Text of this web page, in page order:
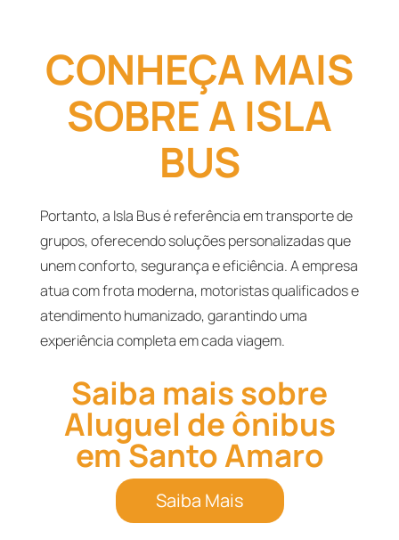
CONHEÇA MAIS
SOBRE A ISLA
BUS
Portanto, a Isla Bus é referência em transporte de
grupos, oferecendo soluções personalizadas que
unem conforto, segurança e eficiência. A empresa
atua com frota moderna, motoristas qualificados e
atendimento humanizado, garantindo uma
experiência completa em cada viagem.
Saiba mais sobre
Aluguel de ônibus
em Santo Amaro
Saiba Mais